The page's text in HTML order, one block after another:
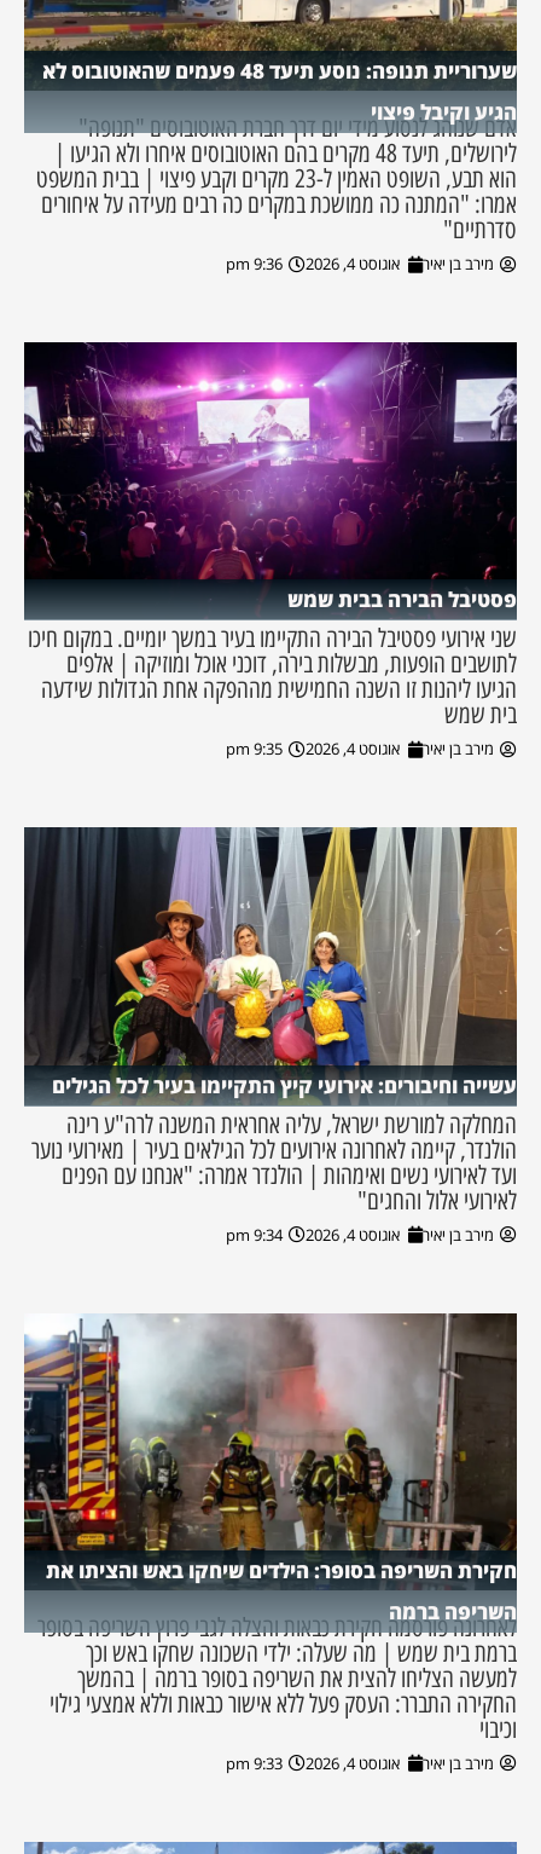
שערוריית תנופה: נוסע תיעד 48 פעמים שהאוטובוס לא
הגיע וקיבל פיצוי
אדם שנוהג לנסוע מידי יום דרך חברת האוטובוסים "תנופה"
לירושלים, תיעד 48 מקרים בהם האוטובוסים איחרו ולא הגיעו |
הוא תבע, השופט האמין ל-23 מקרים וקבע פיצוי | בבית המשפט
אמרו: "המתנה כה ממושכת במקרים כה רבים מעידה על איחורים
סדרתיים"
מירב בן יאיר אוגוסט 4, 2026 9:36 pm
פסטיבל הבירה בבית שמש
שני אירועי פסטיבל הבירה התקיימו בעיר במשך יומיים. במקום חיכו
לתושבים הופעות, מבשלות בירה, דוכני אוכל ומוזיקה | אלפים
הגיעו ליהנות זו השנה החמישית מההפקה אחת הגדולות שידעה
בית שמש
מירב בן יאיר אוגוסט 4, 2026 9:35 pm
עשייה וחיבורים: אירועי קיץ התקיימו בעיר לכל הגילים
המחלקה למורשת ישראל, עליה אחראית המשנה לרה"ע רינה
הולנדר, קיימה לאחרונה אירועים לכל הגילאים בעיר | מאירועי נוער
ועד לאירועי נשים ואימהות | הולנדר אמרה: "אנחנו עם הפנים
לאירועי אלול והחגים"
מירב בן יאיר אוגוסט 4, 2026 9:34 pm
חקירת השריפה בסופר: הילדים שיחקו באש והציתו את
השריפה ברמה
לאחרונה פורסמה חקירת כבאות והצלה לגבי פרוץ השריפה בסופר
ברמת בית שמש | מה שעלה: ילדי השכונה שחקו באש וכך
למעשה הצליחו להצית את השריפה בסופר ברמה | בהמשך
החקירה התברר: העסק פעל ללא אישור כבאות וללא אמצעי גילוי
וכיבוי
מירב בן יאיר אוגוסט 4, 2026 9:33 pm